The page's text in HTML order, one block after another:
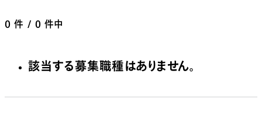
0 件 / 0 件中
該当する募集職種はありません。